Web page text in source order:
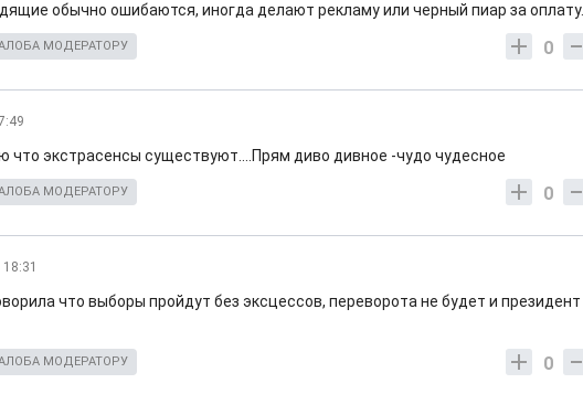
обычно ошибаются, иногда делают рекламу или черный пиар за оплату.
0
МОДЕРАТОРУ
что экстрасенсы существуют....Прям диво дивное -чудо чудесное
0
МОДЕРАТОРУ
что выборы пройдут без эксцессов, переворота не будет и президент
0
МОДЕРАТОРУ